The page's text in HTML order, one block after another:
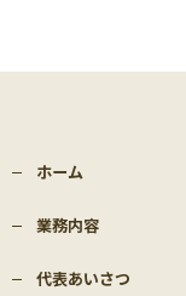
ホーム
業務内容
代表あいさつ